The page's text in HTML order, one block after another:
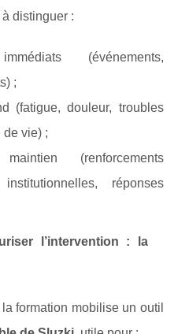
distinguer :
(événements,
;
(fatigue, douleur, troubles
vie) ;
(renforcements
réponses
l’intervention : la
formation mobilise un outil